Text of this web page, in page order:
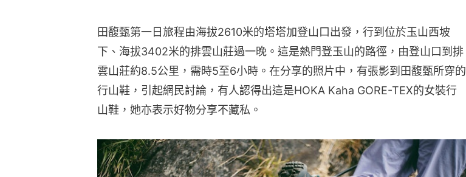
田馥甄第一日旅程由海拔2610米的塔塔加登山口出發，行到位於玉山西坡
下、海拔3402米的排雲山莊過一晚。這是熱門登玉山的路徑，由登山口到排
雲山莊約8.5公里，需時5至6小時。在分享的照片中，有張影到田馥甄所穿的
行山鞋，引起網民討論，有人認得出這是HOKA Kaha GORE-TEX的女裝行
山鞋，她亦表示好物分享不藏私。